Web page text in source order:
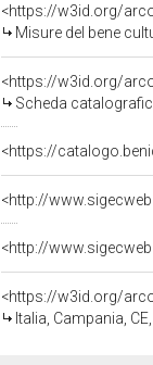
<https://w3id.org/
Misure del bene
<https://w3id.org/
Scheda
<https://
<https://w3id.org/
Italia, Campania,